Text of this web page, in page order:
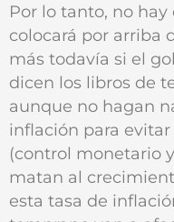
Por lo tanto, no
colocará por arriba
más todavía si el
dicen los libros de
aunque no hagan
inflación para
(control monetario
matan al
esta tasa de